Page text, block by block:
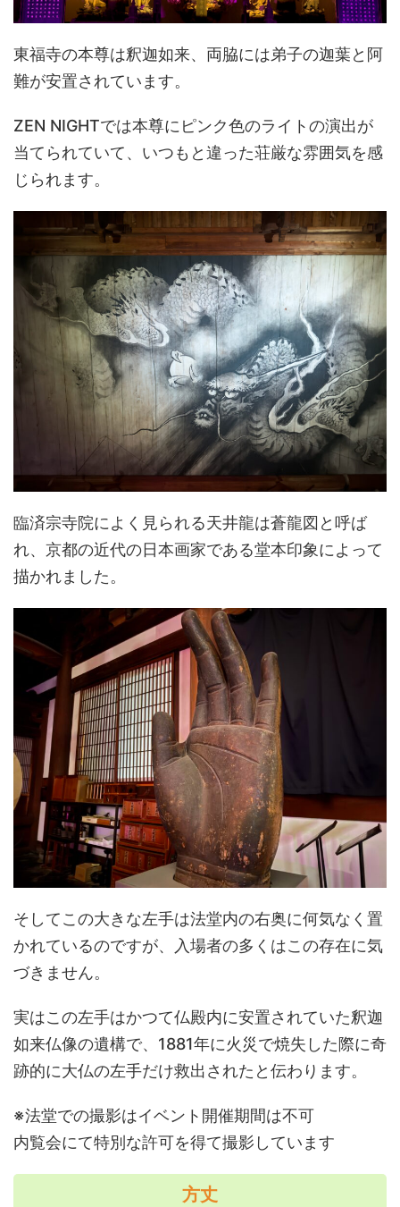
東福寺の本尊は釈迦如来、両脇には弟子の迦葉と阿
難が安置されています。
ZEN NIGHTでは本尊にピンク色のライトの演出が
当てられていて、いつもと違った荘厳な雰囲気を感
じられます。
臨済宗寺院によく見られる天井龍は蒼龍図と呼ば
れ、京都の近代の日本画家である堂本印象によって
描かれました。
そしてこの大きな左手は法堂内の右奥に何気なく置
かれているのですが、入場者の多くはこの存在に気
づきません。
実はこの左手はかつて仏殿内に安置されていた釈迦
如来仏像の遺構で、1881年に火災で焼失した際に奇
跡的に大仏の左手だけ救出されたと伝わります。
※法堂での撮影はイベント開催期間は不可
内覧会にて特別な許可を得て撮影しています
方丈